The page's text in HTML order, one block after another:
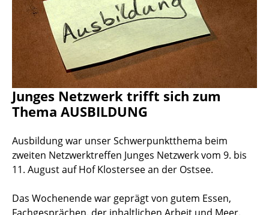
Junges Netzwerk trifft sich zum
Thema AUSBILDUNG
Ausbildung war unser Schwerpunktthema beim
zweiten Netzwerktreffen Junges Netzwerk vom 9. bis
11. August auf Hof Klostersee an der Ostsee.
Das Wochenende war geprägt von gutem Essen,